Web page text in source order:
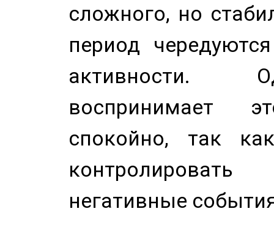
сложного, но
период
активности.
воспринимает
спокойно, так
негативные